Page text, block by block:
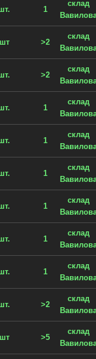
1
склад
шт >2
склад
>2
склад
1
склад
1
склад
1
склад
1
склад
1
склад
1
склад
>2
склад
шт >5
склад